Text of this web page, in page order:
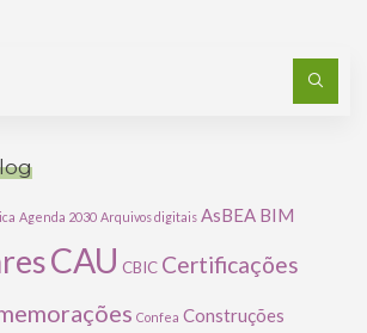
Agenda 2030 Arquivos digitais AsBEA BIM
CAU CBIC Certificações
Confea Construções